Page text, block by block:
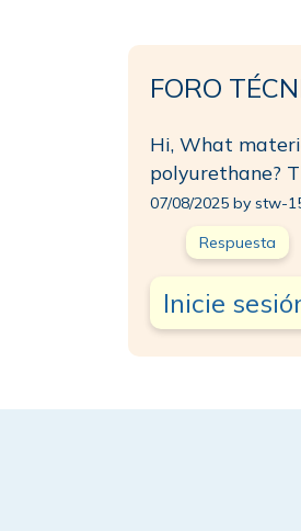
FORO
Hi, What
polyurethane?
07/08/2025 by stw-
Respuesta
Inicie